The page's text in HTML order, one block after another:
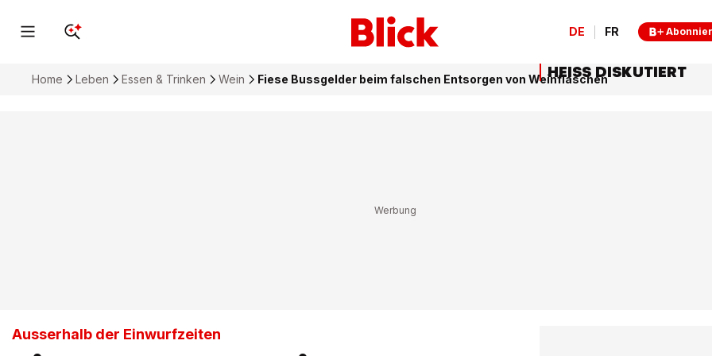
DE FR
Home Leben Essen & Trinken Wein Fiese Bussgelder beim falschen Entsorgen von Weinflaschen
Ausserhalb der Einwurfzeiten
HEISS DISKUTIERT